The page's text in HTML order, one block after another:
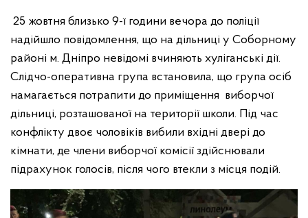
25 жовтня близько 9-ї години вечора до поліції
надійшло повідомлення, що на дільниці у Соборному
районі м. Дніпро невідомі вчиняють хуліганські дії.
Слідчо-оперативна група встановила, що група осіб
намагається потрапити до приміщення виборчої
дільниці, розташованої на території школи. Під час
конфлікту двоє чоловіків вибили вхідні двері до
кімнати, де члени виборчої комісії здійснювали
підрахунок голосів, після чого втекли з місця подій.